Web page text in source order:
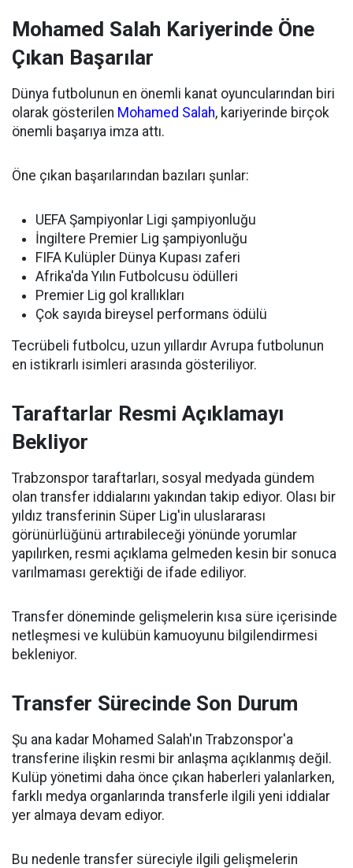
Mohamed Salah Kariyerinde Öne
Çıkan Başarılar
Dünya futbolunun en önemli kanat oyuncularından biri
olarak gösterilen Mohamed Salah, kariyerinde birçok
önemli başarıya imza attı.
Öne çıkan başarılarından bazıları şunlar:
UEFA Şampiyonlar Ligi şampiyonluğu
İngiltere Premier Lig şampiyonluğu
FIFA Kulüpler Dünya Kupası zaferi
Afrika'da Yılın Futbolcusu ödülleri
Premier Lig gol krallıkları
Çok sayıda bireysel performans ödülü
Tecrübeli futbolcu, uzun yıllardır Avrupa futbolunun
en istikrarlı isimleri arasında gösteriliyor.
Taraftarlar Resmi Açıklamayı
Bekliyor
Trabzonspor taraftarları, sosyal medyada gündem
olan transfer iddialarını yakından takip ediyor. Olası bir
yıldız transferinin Süper Lig'in uluslararası
görünürlüğünü artırabileceği yönünde yorumlar
yapılırken, resmi açıklama gelmeden kesin bir sonuca
varılmaması gerektiği de ifade ediliyor.
Transfer döneminde gelişmelerin kısa süre içerisinde
netleşmesi ve kulübün kamuoyunu bilgilendirmesi
bekleniyor.
Transfer Sürecinde Son Durum
Şu ana kadar Mohamed Salah'ın Trabzonspor'a
transferine ilişkin resmi bir anlaşma açıklanmış değil.
Kulüp yönetimi daha önce çıkan haberleri yalanlarken,
farklı medya organlarında transferle ilgili yeni iddialar
yer almaya devam ediyor.
Bu nedenle transfer süreciyle ilgili gelişmelerin